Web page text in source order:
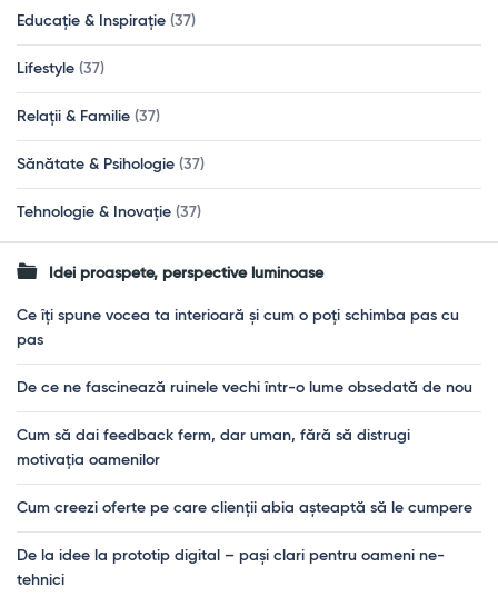
Educație & Inspirație (37)
Lifestyle (37)
Relații & Familie (37)
Sănătate & Psihologie (37)
Tehnologie & Inovație (37)
Idei proaspete, perspective luminoase
Ce îți spune vocea ta interioară și cum o poți schimba pas cu
pas
De ce ne fascinează ruinele vechi într-o lume obsedată de nou
Cum să dai feedback ferm, dar uman, fără să distrugi
motivația oamenilor
Cum creezi oferte pe care clienții abia așteaptă să le cumpere
De la idee la prototip digital – pași clari pentru oameni ne-
tehnici